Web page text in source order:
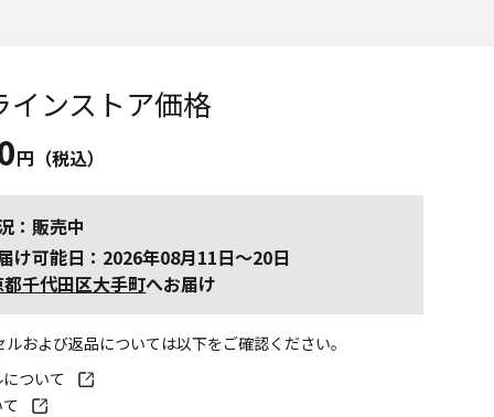
インストア価格
円（税込）
：販売中
け可能日：2026年08月11日～20日
千代田区大手町へお届け
および返品については以下をご確認ください。
ついて